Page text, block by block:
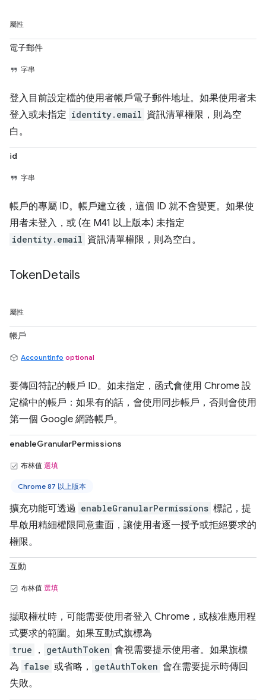
屬性
電子郵件
字串
登入目前設定檔的使用者帳戶電子郵件地址。如果使用者未
登入或未指定 identity.email 資訊清單權限，則為空
白。
id
字串
帳戶的專屬 ID。帳戶建立後，這個 ID 就不會變更。如果使
用者未登入，或 (在 M41 以上版本) 未指定
identity.email 資訊清單權限，則為空白。
TokenDetails
屬性
帳戶
AccountInfo optional
要傳回符記的帳戶 ID。如未指定，函式會使用 Chrome 設
定檔中的帳戶：如果有的話，會使用同步帳戶，否則會使用
第一個 Google 網路帳戶。
enableGranularPermissions
布林值 選填
Chrome 87 以上版本
擴充功能可透過 enableGranularPermissions 標記，提
早啟用精細權限同意畫面，讓使用者逐一授予或拒絕要求的
權限。
互動
布林值 選填
擷取權杖時，可能需要使用者登入 Chrome，或核准應用程
式要求的範圍。如果互動式旗標為
true ， getAuthToken 會視需要提示使用者。如果旗標
為 false 或省略， getAuthToken 會在需要提示時傳回
失敗。